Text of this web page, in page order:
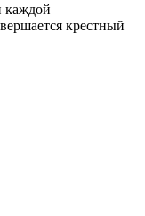
каждой
крестный